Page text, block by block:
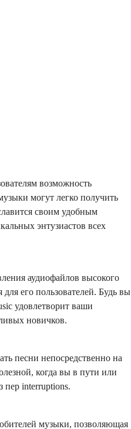
возможность
могут легко получить
своим удобным
энтузиастов всех
аудиофайлов высокого
его пользователей. Будь вы
удовлетворит ваши
новичков.
песни непосредственно на
когда вы в пути или
пер interruptions.
музыки, позволяющая